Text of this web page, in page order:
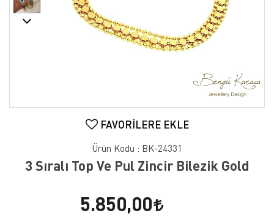
FAVORILERE EKLE
Ürün Kodu : BK-24331
3 Sıralı Top Ve Pul Zincir Bilezik Gold
5.850,00